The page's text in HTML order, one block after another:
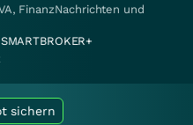
FinanzNachrichten und
SMARTBROKER+
sichern